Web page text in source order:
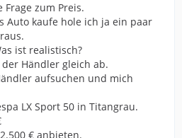
zum Preis.
Auto kaufe hole ich ja ein paar
ist realistisch?
Händler gleich ab.
aufsuchen und mich
LX Sport 50 in Titangrau.
€ anbieten.